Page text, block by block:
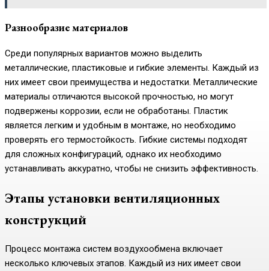
Разнообразие материалов
Среди популярных вариантов можно выделить
металлические, пластиковые и гибкие элементы. Каждый из
них имеет свои преимущества и недостатки. Металлические
материалы отличаются высокой прочностью, но могут
подвержены коррозии, если не обработаны. Пластик
является легким и удобным в монтаже, но необходимо
проверять его термостойкость. Гибкие системы подходят
для сложных конфигураций, однако их необходимо
устанавливать аккуратно, чтобы не снизить эффективность.
Этапы установки вентиляционных
конструкций
Процесс монтажа систем воздухообмена включает
несколько ключевых этапов. Каждый из них имеет свои